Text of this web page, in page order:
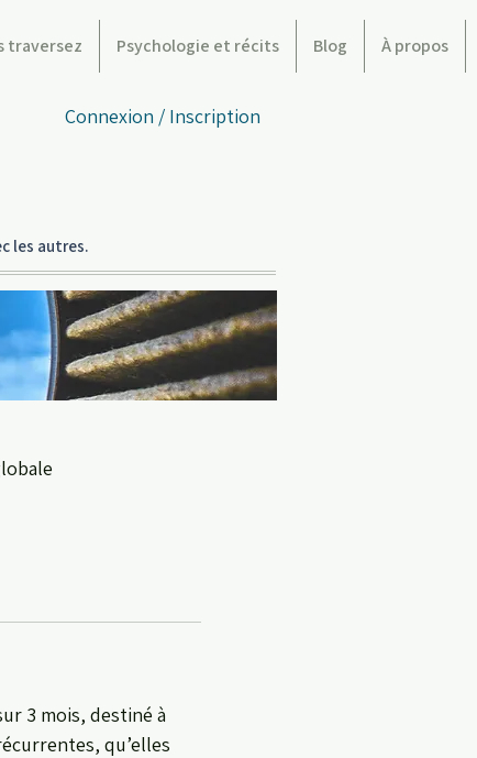
traversez Psychologie et récits Blog À propos
Connexion / Inscription
les autres.
3 mois, destiné à
qu’elles